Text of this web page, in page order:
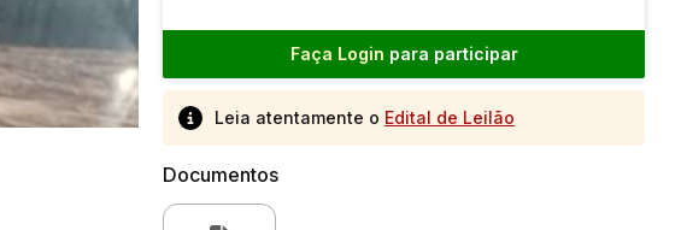
Faça Login para participar
Leia atentamente o Edital de Leilão
Documentos